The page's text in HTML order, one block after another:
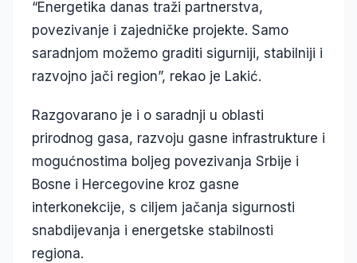
“Energetika danas traži partnerstva,
povezivanje i zajedničke projekte. Samo
saradnjom možemo graditi sigurniji, stabilniji i
razvojno jači region”, rekao je Lakić.
Razgovarano je i o saradnji u oblasti
prirodnog gasa, razvoju gasne infrastrukture i
mogućnostima boljeg povezivanja Srbije i
Bosne i Hercegovine kroz gasne
interkonekcije, s ciljem jačanja sigurnosti
snabdijevanja i energetske stabilnosti
regiona.